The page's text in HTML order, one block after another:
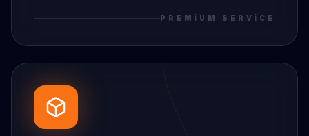
PREMIUM SERVICE